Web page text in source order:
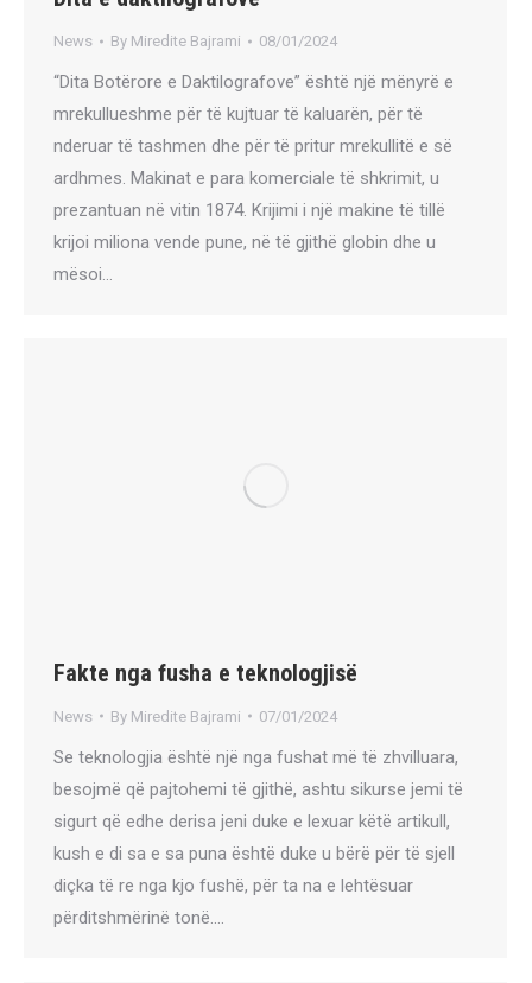
News By Miredite Bajrami 08/01/2024
“Dita Botërore e Daktilografove” është një mënyrë e
mrekullueshme për të kujtuar të kaluarën, për të
nderuar të tashmen dhe për të pritur mrekullitë e së
ardhmes. Makinat e para komerciale të shkrimit, u
prezantuan në vitin 1874. Krijimi i një makine të tillë
krijoi miliona vende pune, në të gjithë globin dhe u
mësoi…
Fakte nga fusha e teknologjisë
News By Miredite Bajrami 07/01/2024
Se teknologjia është një nga fushat më të zhvilluara,
besojmë që pajtohemi të gjithë, ashtu sikurse jemi të
sigurt që edhe derisa jeni duke e lexuar këtë artikull,
kush e di sa e sa puna është duke u bërë për të sjell
diçka të re nga kjo fushë, për ta na e lehtësuar
përditshmërinë tonë.…